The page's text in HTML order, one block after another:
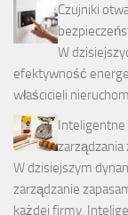
Czujniki
W
efektywność
właścicieli
Inteligentne
zarządzania
W dzisiejszym
zarządzanie
każdej firmy.